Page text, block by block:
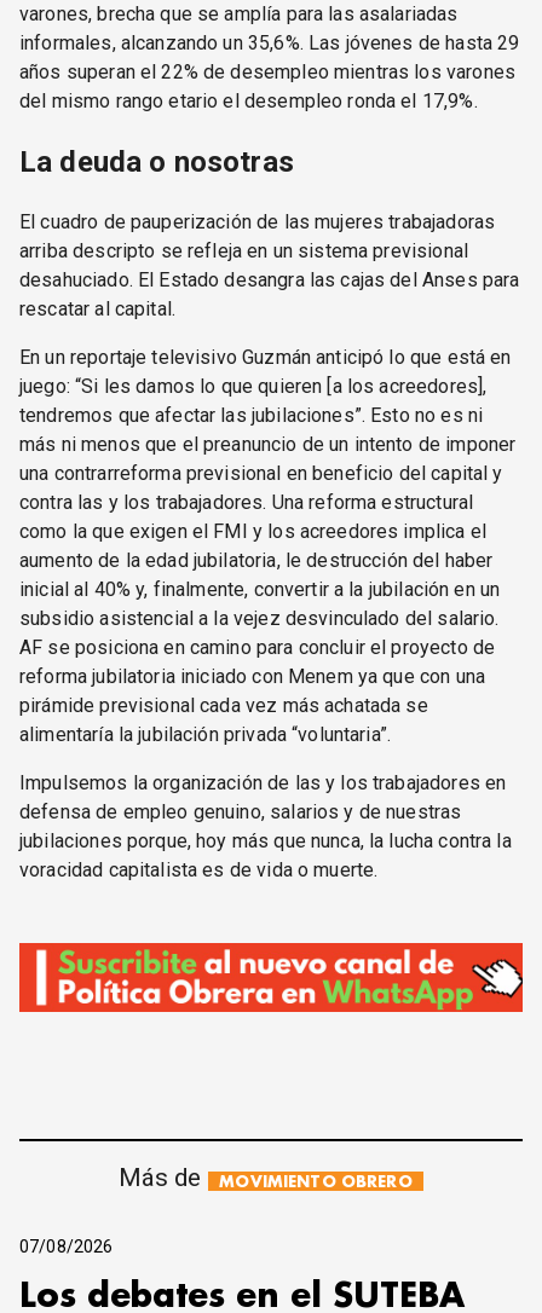
varones, brecha que se amplía para las asalariadas
informales, alcanzando un 35,6%. Las jóvenes de hasta 29
años superan el 22% de desempleo mientras los varones
del mismo rango etario el desempleo ronda el 17,9%.
La deuda o nosotras
El cuadro de pauperización de las mujeres trabajadoras
arriba descripto se refleja en un sistema previsional
desahuciado. El Estado desangra las cajas del Anses para
rescatar al capital.
En un reportaje televisivo Guzmán anticipó lo que está en
juego: “Si les damos lo que quieren [a los acreedores],
tendremos que afectar las jubilaciones”. Esto no es ni
más ni menos que el preanuncio de un intento de imponer
una contrarreforma previsional en beneficio del capital y
contra las y los trabajadores. Una reforma estructural
como la que exigen el FMI y los acreedores implica el
aumento de la edad jubilatoria, le destrucción del haber
inicial al 40% y, finalmente, convertir a la jubilación en un
subsidio asistencial a la vejez desvinculado del salario.
AF se posiciona en camino para concluir el proyecto de
reforma jubilatoria iniciado con Menem ya que con una
pirámide previsional cada vez más achatada se
alimentaría la jubilación privada “voluntaria”.
Impulsemos la organización de las y los trabajadores en
defensa de empleo genuino, salarios y de nuestras
jubilaciones porque, hoy más que nunca, la lucha contra la
voracidad capitalista es de vida o muerte.
Más de MOVIMIENTO OBRERO
07/08/2026
Los debates en el SUTEBA